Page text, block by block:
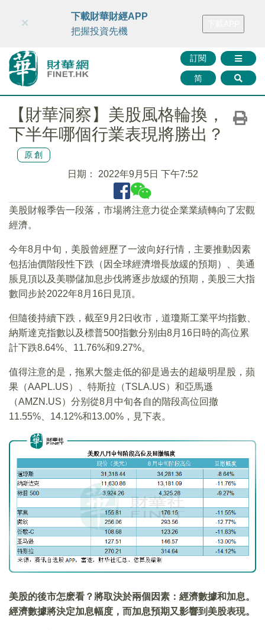
財華智庫網 FINTV FINMETA 財華證券 媒體矩陣
訂閱
简
×
下載財華財經APP
把握投資先機
【財華洞察】美股風格輪換，
下半年哪個行業表現將勝出？
原創
日期： 2022年9月5日 下午7:52
美股財報季告一段落，市場將注意力從企業業績轉向了宏觀
經濟。
今年8月中旬，美股曾經歷了一波向好行情，主要推動因素
包括油價階段性下跌（因全球經濟增長放緩的預期）、美通
脹見頂以及美聯儲加息步伐將逐步放緩的預期，美股三大指
數同步於2022年8月16日見頂。
但隨後持續下跌，截至9月2日收市，道瓊斯工業平均指數、
納斯達克指數以及標普500指數分别由8月16日時的高位累
計下跌8.64%、11.76%和9.27%。
值得注意的是，拖累大盤走低的卻是過去的超級明星股，蘋
果（AAPL.US）、特斯拉（TSLA.US）和亞馬遜
（AMZN.US）分别從8月中旬各自的階段高位回撤
11.55%、14.12%和13.00%，見下表。
美股的後市怎麽看？將取決於兩個因素：經濟數據和加息。
經濟數據將決定加息幅度，而加息預期又影響到美股表現。